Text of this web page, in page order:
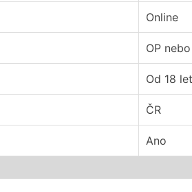
Online
OP
Od 18 let
ČR
Ano